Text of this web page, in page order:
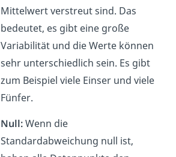
Mittelwert verstreut sind. Das
bedeutet, es gibt eine große
Variabilität und die Werte können
sehr unterschiedlich sein. Es gibt
zum Beispiel viele Einser und viele
Fünfer.
Null:Wenn die
Standardabweichung null ist,